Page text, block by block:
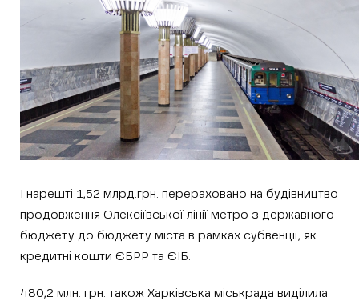
І нарешті 1,52 млрд.грн. перераховано на будівництво
продовження Олексіївської лінії метро з державного
бюджету до бюджету міста в рамках субвенції, як
кредитні кошти ЄБРР та ЄІБ.
480,2 млн. грн. також Харківська міськрада виділила